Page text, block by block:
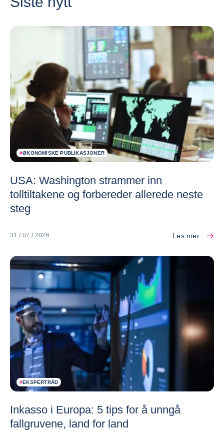
#ØKONOMISKE PUBLIKASJONER
USA: Washington strammer inn
tolltiltakene og forbereder allerede neste
steg
31 / 07 / 2026 Les mer
#EKSPERTRÅD
Inkasso i Europa: 5 tips for å unngå
fallgruvene, land for land